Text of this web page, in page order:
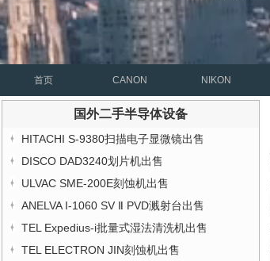
首页 CANON NIKON
国外二手半导体设备
HITACHI S-9380扫描电子显微镜出售
DISCO DAD3240划片机出售
ULVAC SME-200E刻蚀机出售
ANELVA I-1060 SV Ⅱ PVD溅射台出售
TEL Expedius-i批量式湿法清洗机出售
TEL ELECTRON JIN刻蚀机出售